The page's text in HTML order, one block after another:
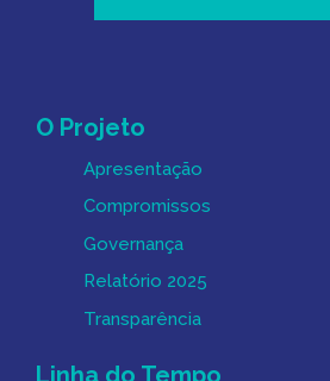
Mapa do Site
O Projeto
Apresentação
Compromissos
Governança
Relatório 2025
Transparência
Linha do Tempo